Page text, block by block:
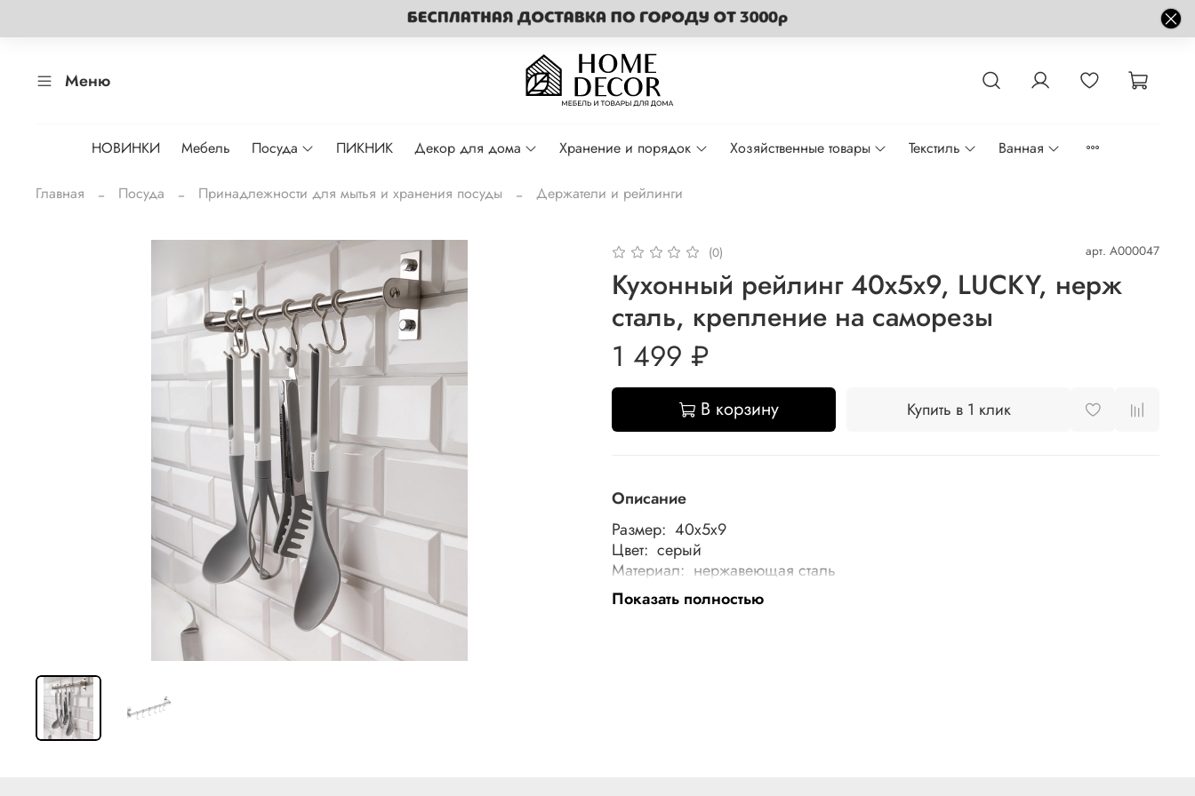
Меню
НОВИНКИ Мебель Посуда ПИКНИК Декор для дома Хранение и порядок Хозяйственные товары Текстиль Ванная
Главная Посуда Принадлежности для мытья и хранения посуды Держатели и рейлинги
(0) арт. A000047
Кухонный рейлинг 40x5x9, LUCKY, нерж
сталь, крепление на саморезы
1 499 ₽
В корзину Купить в 1 клик
Описание
Размер: 40x5x9
Цвет: серый
Материал: нержавеющая сталь
Особенности: с крючками
Показать полностью